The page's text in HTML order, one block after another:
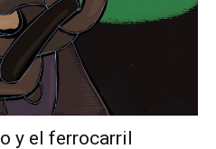
y el ferrocarril